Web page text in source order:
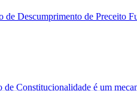
Descumprimento de Preceito
Constitucionalidade é um